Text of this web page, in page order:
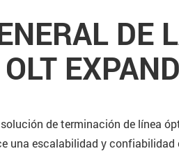
DE
de terminación de línea
una escalabilidad y